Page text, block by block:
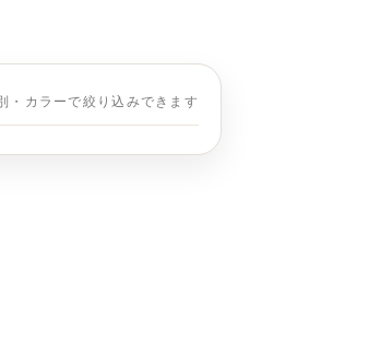
・カラーで絞り込みできます